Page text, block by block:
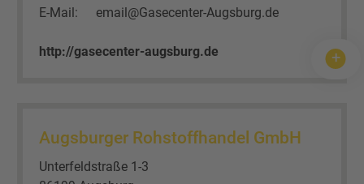
E-Mail:
email@Gasecenter-Augsburg.de
http://gasecenter-augsburg.de
Augsburger Rohstoffhandel GmbH
Unterfeldstraße 1-3